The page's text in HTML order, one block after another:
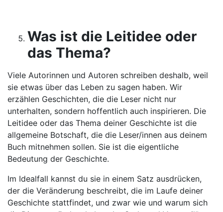
Was ist die Leitidee oder
das Thema?
Viele Autorinnen und Autoren schreiben deshalb, weil
sie etwas über das Leben zu sagen haben. Wir
erzählen Geschichten, die die Leser nicht nur
unterhalten, sondern hoffentlich auch inspirieren. Die
Leitidee oder das Thema deiner Geschichte ist die
allgemeine Botschaft, die die Leser/innen aus deinem
Buch mitnehmen sollen. Sie ist die eigentliche
Bedeutung der Geschichte.
Im Idealfall kannst du sie in einem Satz ausdrücken,
der die Veränderung beschreibt, die im Laufe deiner
Geschichte stattfindet, und zwar wie und warum sich